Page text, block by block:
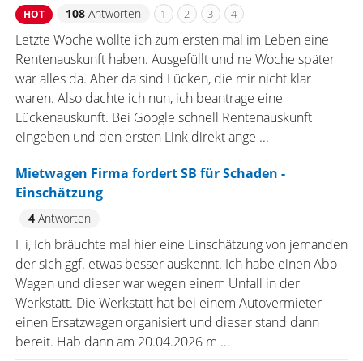
HOT 108Antworten 1 2 3 4
Letzte Woche wollte ich zum ersten mal im Leben eine
Rentenauskunft haben. Ausgefüllt und ne Woche später
war alles da. Aber da sind Lücken, die mir nicht klar
waren. Also dachte ich nun, ich beantrage eine
Lückenauskunft. Bei Google schnell Rentenauskunft
eingeben und den ersten Link direkt ange ...
Mietwagen Firma fordert SB für Schaden -
Einschätzung
4Antworten
Hi, Ich bräuchte mal hier eine Einschätzung von jemanden
der sich ggf. etwas besser auskennt. Ich habe einen Abo
Wagen und dieser war wegen einem Unfall in der
Werkstatt. Die Werkstatt hat bei einem Autovermieter
einen Ersatzwagen organisiert und dieser stand dann
bereit. Hab dann am 20.04.2026 m ...